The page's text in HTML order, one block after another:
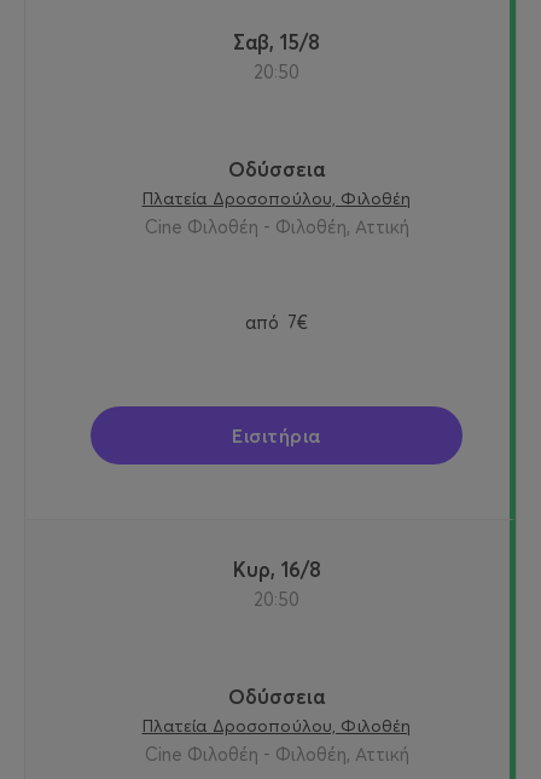
Σαβ, 15/8
20:50
Οδύσσεια
Πλατεία Δροσοπούλου, Φιλοθέη
Cine Φιλοθέη - Φιλοθέη, Αττική
από 7€
Εισιτήρια
Κυρ, 16/8
20:50
Οδύσσεια
Πλατεία Δροσοπούλου, Φιλοθέη
Cine Φιλοθέη - Φιλοθέη, Αττική